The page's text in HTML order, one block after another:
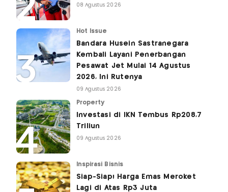
08 Agustus 2026
Hot Issue
Bandara Husein Sastranegara
Kembali Layani Penerbangan
Pesawat Jet Mulai 14 Agustus
2026, Ini Rutenya
09 Agustus 2026
Property
Investasi di IKN Tembus Rp208,7
Triliun
09 Agustus 2026
Inspirasi Bisnis
Siap-Siap! Harga Emas Meroket
Lagi di Atas Rp3 Juta